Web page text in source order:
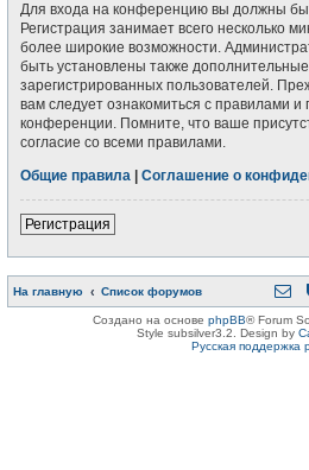
Для входа на конференцию вы должны
Регистрация занимает всего несколько
более широкие возможности.
быть установлены также
зарегистрированных пользователей.
вам следует ознакомиться с правилами
конференции. Помните, что ваше
согласие со всеми правилами.
Общие правила
Соглашение о
Регистрация
На главную Список форумов
Создано на основе phpBB® Forum
Style subsilver3.2. Design by
Русская поддержка